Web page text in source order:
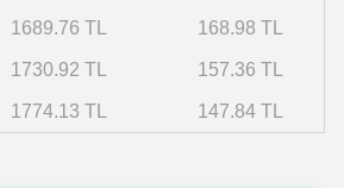
1689.76 TL 168.98 TL
1730.92 TL 157.36 TL
1774.13 TL 147.84 TL